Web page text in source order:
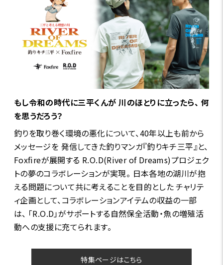
もし令和の時代に三平くんが 川のほとりに立ったら、 何
を思うだろう？
釣りを取り巻く環境の悪化について、40年以上も前から
メッセージを 発信してきた釣りマンガ『釣りキチ三平』と、
Foxfireが展開する R.O.D(River of Dreams)プロジェク
トの夢のコラボレーションが実現。 日本各地の湖川が抱
える問題について共に考えることを目的とした チャリテ
ィ企画として、コラボレーションアイテムの収益の一部
は、 「R.O.D」がサポートする自然保全活動・魚の増殖活
動への支援に充てられます。
特集ページはこちら